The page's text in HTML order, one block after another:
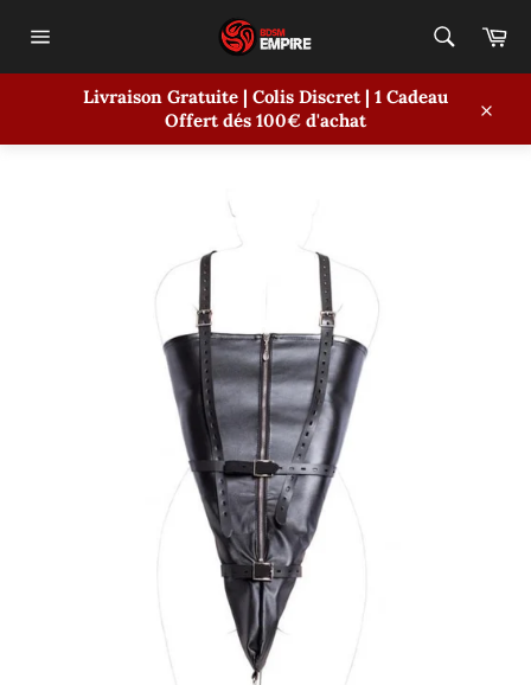
Livraison Gratuite | Colis Discret | 1 Cadeau
Offert dés 100€ d'achat
ARMBINDER SIMILICUIR